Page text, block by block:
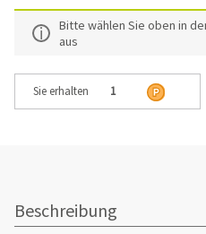
Bitte wählen Sie oben in
aus
Sie erhalten 1
Beschreibung